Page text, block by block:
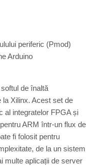
periferic (Pmod)
Arduino
de înaltă
la Xilinx. Acest set de
al integratelor FPGA și
ARM într-un flux de
fi folosit pentru
de la un sistem
multe aplicații de server